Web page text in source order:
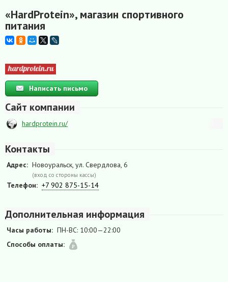
«HardProtein», магазин спортивного
питания
Написать письмо
Сайт компании
hardprotein.ru/
Контакты
Адрес: Новоуральск, ул. Свердлова, 6
(вход со стороны кассы)
Телефон: +7 902 875-15-14
Дополнительная информация
Часы работы: ПН-ВС: 10:00—22:00
Способы оплаты: